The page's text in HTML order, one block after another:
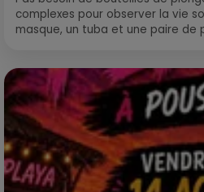
complexes pour observer la vie
masque, un tuba et une paire de